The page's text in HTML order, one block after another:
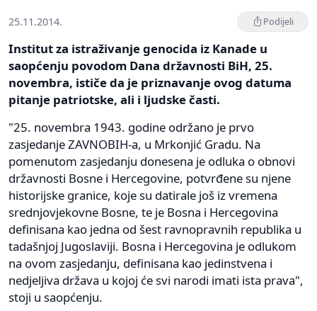
25.11.2014. Podijeli
Institut za istraživanje genocida iz Kanade u
saopćenju povodom Dana državnosti BiH, 25.
novembra, ističe da je priznavanje ovog datuma
pitanje patriotske, ali i ljudske časti.
"25. novembra 1943. godine održano je prvo
zasjedanje ZAVNOBIH-a, u Mrkonjić Gradu. Na
pomenutom zasjedanju donesena je odluka o obnovi
državnosti Bosne i Hercegovine, potvrđene su njene
historijske granice, koje su datirale još iz vremena
srednjovjekovne Bosne, te je Bosna i Hercegovina
definisana kao jedna od šest ravnopravnih republika u
tadašnjoj Jugoslaviji. Bosna i Hercegovina je odlukom
na ovom zasjedanju, definisana kao jedinstvena i
nedjeljiva država u kojoj će svi narodi imati ista prava",
stoji u saopćenju.